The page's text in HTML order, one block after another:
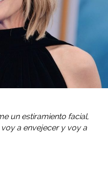
un estiramiento facial,
voy a envejecer y voy a